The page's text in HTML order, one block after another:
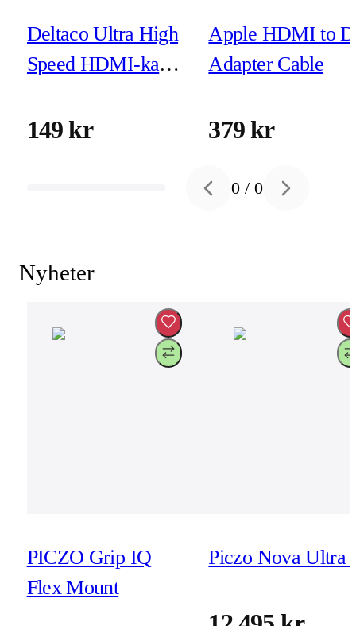
Deltaco Ultra High
Speed HDMI-kabel
8K vid 60Hz, 4K
149 kr
Apple HDMI to
Adapter Cable
379 kr
Previous slide
0 /0 Next slide
Nyheter
PICZO Grip IQ
Flex Mount
Piczo Nova Ultra